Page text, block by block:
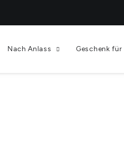
Nach Anlass Geschenk für